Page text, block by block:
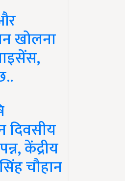
खोलना
दिवसीय
केंद्रीय
चौहान